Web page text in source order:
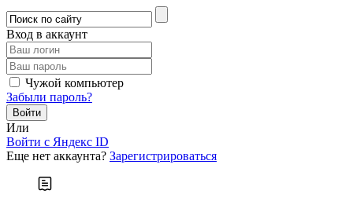
Вход в аккаунт
Чужой компьютер
Забыли пароль?
Или
Войти c Яндекс ID
Еще нет аккаунта? Зарегистрироваться